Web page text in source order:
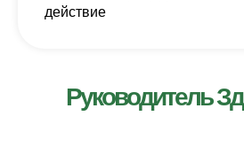
действие
Руководитель